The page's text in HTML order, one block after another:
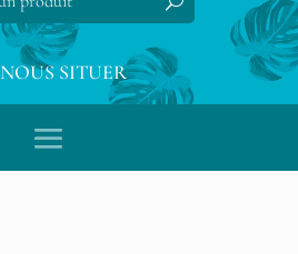
NOUS SITUER